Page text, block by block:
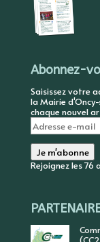
Abonnez-
Saisissez votre
la Mairie
chaque nouvel
Adresse
e-
mail
Je m'abonne
Rejoignez les 76